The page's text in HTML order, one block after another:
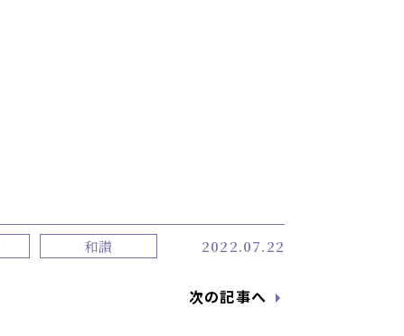
和讃 2022.07.22
次の記事へ